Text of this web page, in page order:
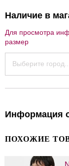
Наличие в
Для просмотра
размер
Выберите
Информация
ПОХОЖИЕ